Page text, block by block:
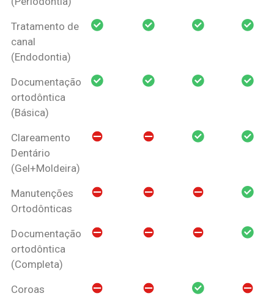
Tratamento de
canal
(Endodontia)
Documentação
ortodôntica
(Básica)
Clareamento
Dentário
(Gel+Moldeira)
Manutenções
Ortodônticas
Documentação
ortodôntica
(Completa)
Coroas